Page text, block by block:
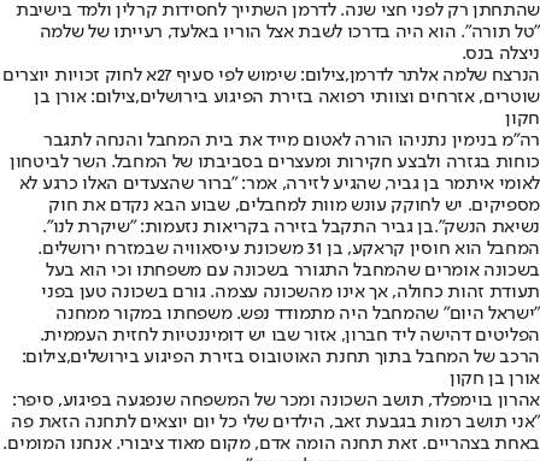
שהתחתן רק לפני חצי שנה. לדרמן השתייך לחסידות קרלין ולמד בישיבת
"טל תורה". הוא היה בדרכו לשבת אצל הוריו באלעד, רעייתו של שלמה
ניצלה בנס.
הנרצח שלמה אלתר לדרמן,צילום: שימוש לפי סעיף 27א לחוק זכויות יוצרים
שוטרים, אזרחים וצוותי רפואה בזירת הפיגוע בירושלים,צילום: אורן בן
חקון
רה"מ בנימין נתניהו הורה לאטום מייד את בית המחבל והנחה לתגבר
כוחות בגזרה ולבצע חקירות ומעצרים בסביבתו של המחבל. השר לביטחון
לאומי איתמר בן גביר, שהגיע לזירה, אמר: "ברור שהצעדים האלו כרגע לא
מספיקים. יש לחוקק עונש מוות למחבלים, שבוע הבא נקדם את חוק
נשיאת הנשק".בן גביר התקבל בזירה בקריאות נזעמות: "שיקרת לנו".
המחבל הוא חוסין קראקע, בן 31 משכונת עיסאוויה שבמזרח ירושלים.
בשכונה אומרים שהמחבל התגורר בשכונה עם משפחתו וכי הוא בעל
תעודת זהות כחולה, אך אינו מהשכונה עצמה. גורם בשכונה טען בפני
"ישראל היום" שהמחבל היה מתמודד נפש. משפחתו במקור ממחנה
הפליטים דהישה ליד חברון, אזור שבו יש דומיננטיות לחזית העממית.
הרכב של המחבל בתוך תחנת האוטובוס בזירת הפיגוע בירושלים,צילום:
אורן בן חקון
אהרון בוימפלד, תושב השכונה ומכר של המשפחה שנפגעה בפיגוע, סיפר:
"אני תושב רמות בגבעת זאב, הילדים שלי כל יום יוצאים לתחנה הזאת פה
באחת בצהריים. זאת תחנה הומה אדם, מקום מאוד ציבורי. אנחנו המומים.